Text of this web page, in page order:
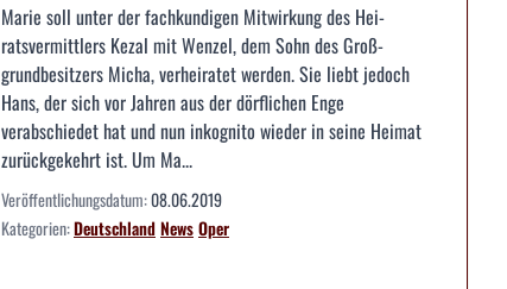
Marie soll unter der fachkundigen Mitwirkung des Hei­
ratsvermittlers Kezal mit Wenzel, dem Sohn des Groß­
grundbesitzers Micha, verheiratet werden. Sie liebt ­jedoch
Hans, der sich vor Jahren aus der dörfli­chen Enge
verabschiedet hat und nun inkognito ­wieder in seine Heimat
zurückgekehrt ist. Um Ma...
Veröffentlichungsdatum:08.06.2019
Kategorien:DeutschlandNewsOper